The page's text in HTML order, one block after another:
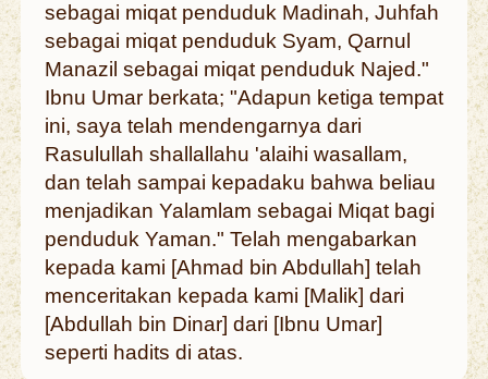
sebagai miqat penduduk Madinah, Juhfah
sebagai miqat penduduk Syam, Qarnul
Manazil sebagai miqat penduduk Najed."
Ibnu Umar berkata; "Adapun ketiga tempat
ini, saya telah mendengarnya dari
Rasulullah shallallahu 'alaihi wasallam,
dan telah sampai kepadaku bahwa beliau
menjadikan Yalamlam sebagai Miqat bagi
penduduk Yaman." Telah mengabarkan
kepada kami [Ahmad bin Abdullah] telah
menceritakan kepada kami [Malik] dari
[Abdullah bin Dinar] dari [Ibnu Umar]
seperti hadits di atas.